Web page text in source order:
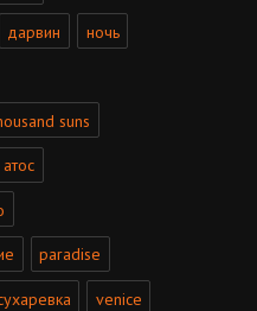
дарвин ночь
suns
атос
paradise
venice